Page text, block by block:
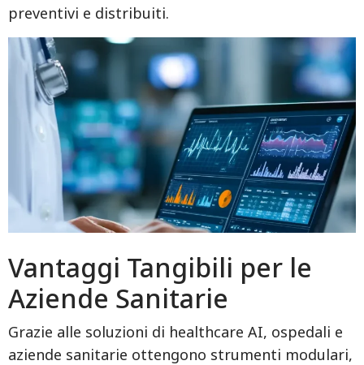
preventivi e distribuiti.
Vantaggi Tangibili per le
Aziende Sanitarie
Grazie alle soluzioni di healthcare AI, ospedali e
aziende sanitarie ottengono strumenti modulari,